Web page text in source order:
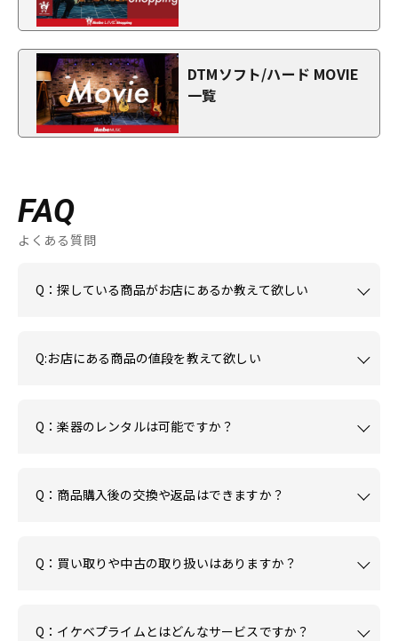
DTMソフト/ハード MOVIE
一覧
FAQ
よくある質問
Q：探している商品がお店にあるか教えて欲しい
Q:お店にある商品の値段を教えて欲しい
Q：楽器のレンタルは可能ですか？
Q：商品購入後の交換や返品はできますか？
Q：買い取りや中古の取り扱いはありますか？
Q：イケベプライムとはどんなサービスですか？